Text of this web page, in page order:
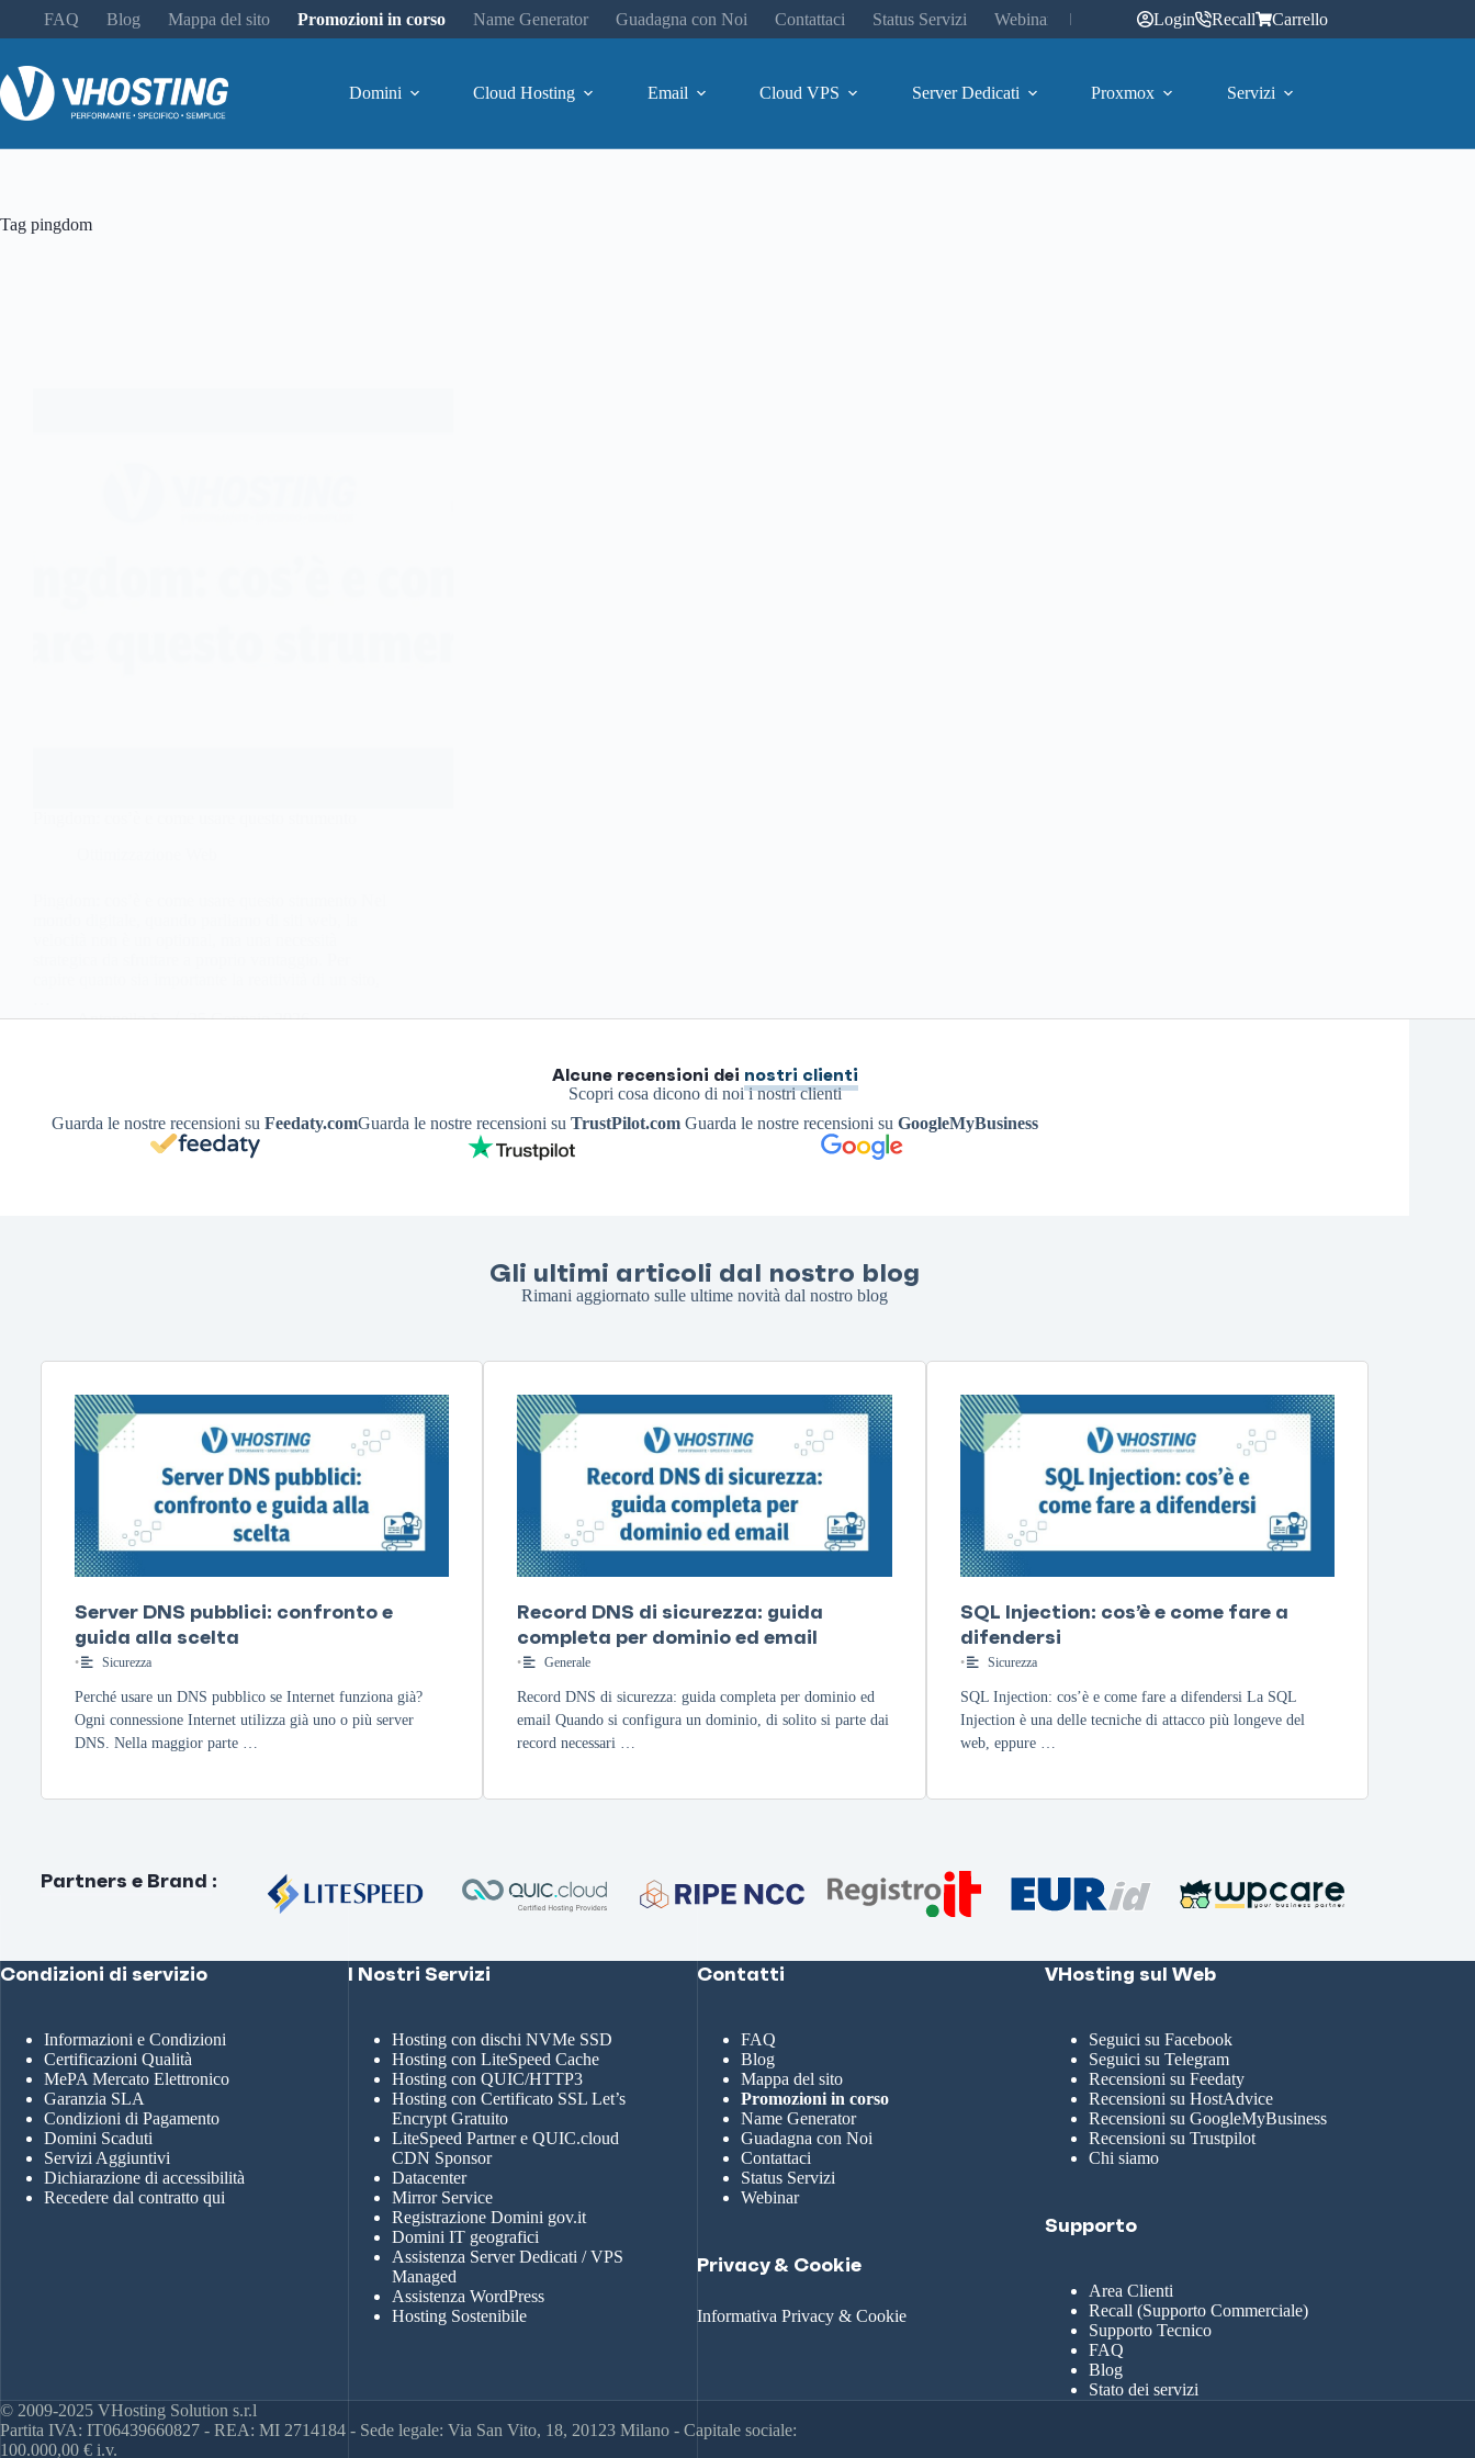
FAQ Blog Mappa del sito Promozioni in corso Name Generator Guadagna con Noi Contattaci Status Servizi Webinar Login Recall Carrello
Domini Cloud Hosting Email Cloud VPS Server Dedicati Proxmox Servizi
Tag pingdom
Antonello S.
25 Gennaio 2026
Alcune recensioni dei nostri clienti
Scopri cosa dicono di noi i nostri clienti
Guarda le nostre recensioni suFeedaty.comGuarda le nostre recensioni suTrustPilot.com Guarda le nostre recensioni suGoogleMyBusiness
Gli ultimi articoli dal nostro blog
Rimani aggiornato sulle ultime novità dal nostro blog
Server DNS pubblici: confronto e
guida alla scelta
• Sicurezza
Perché usare un DNS pubblico se Internet funziona già?
Ogni connessione Internet utilizza già uno o più server
DNS. Nella maggior parte …
Record DNS di sicurezza: guida
completa per dominio ed email
• Generale
Record DNS di sicurezza: guida completa per dominio ed
email Quando si configura un dominio, di solito si parte dai
record necessari …
SQL Injection: cos’è e come fare a
difendersi
• Sicurezza
SQL Injection: cos’è e come fare a difendersi La SQL
Injection è una delle tecniche di attacco più longeve del
web, eppure …
Partners e Brand :
Condizioni di servizio
Informazioni e Condizioni
Certificazioni Qualità
MePA Mercato Elettronico
Garanzia SLA
Condizioni di Pagamento
Domini Scaduti
Servizi Aggiuntivi
Dichiarazione di accessibilità
Recedere dal contratto qui
I Nostri Servizi
Hosting con dischi NVMe SSD
Hosting con LiteSpeed Cache
Hosting con QUIC/HTTP3
Hosting con Certificato SSL Let’s
Encrypt Gratuito
LiteSpeed Partner e QUIC.cloud
CDN Sponsor
Datacenter
Mirror Service
Registrazione Domini gov.it
Domini IT geografici
Assistenza Server Dedicati / VPS
Managed
Assistenza WordPress
Hosting Sostenibile
Contatti
FAQ
Blog
Mappa del sito
Promozioni in corso
Name Generator
Guadagna con Noi
Contattaci
Status Servizi
Webinar
Privacy & Cookie
Informativa Privacy & Cookie
VHosting sul Web
Seguici su Facebook
Seguici su Telegram
Recensioni su Feedaty
Recensioni su HostAdvice
Recensioni su GoogleMyBusiness
Recensioni su Trustpilot
Chi siamo
Supporto
Area Clienti
Recall (Supporto Commerciale)
Supporto Tecnico
FAQ
Blog
Stato dei servizi
© 2009-2025 VHosting Solution s.r.l
Partita IVA: IT06439660827 - REA: MI 2714184 - Sede legale: Via San Vito, 18, 20123 Milano - Capitale sociale:
100.000,00 € i.v.